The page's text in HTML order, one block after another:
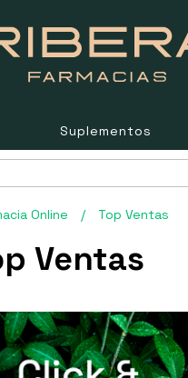
Suplementos
Online / Top Ventas
Ventas